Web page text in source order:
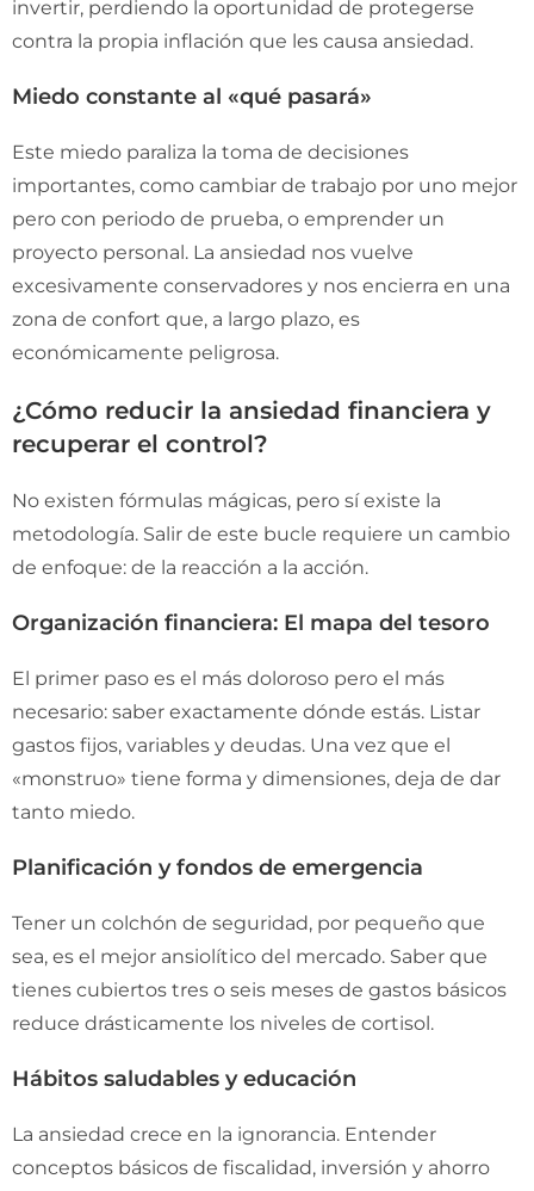
invertir, perdiendo la oportunidad de protegerse
contra la propia inflación que les causa ansiedad.
Miedo constante al «qué pasará»
Este miedo paraliza la toma de decisiones
importantes, como cambiar de trabajo por uno mejor
pero con periodo de prueba, o emprender un
proyecto personal. La ansiedad nos vuelve
excesivamente conservadores y nos encierra en una
zona de confort que, a largo plazo, es
económicamente peligrosa.
¿Cómo reducir la ansiedad financiera y
recuperar el control?
No existen fórmulas mágicas, pero sí existe la
metodología. Salir de este bucle requiere un cambio
de enfoque: de la reacción a la acción.
Organización financiera: El mapa del tesoro
El primer paso es el más doloroso pero el más
necesario: saber exactamente dónde estás. Listar
gastos fijos, variables y deudas. Una vez que el
«monstruo» tiene forma y dimensiones, deja de dar
tanto miedo.
Planificación y fondos de emergencia
Tener un colchón de seguridad, por pequeño que
sea, es el mejor ansiolítico del mercado. Saber que
tienes cubiertos tres o seis meses de gastos básicos
reduce drásticamente los niveles de cortisol.
Hábitos saludables y educación
La ansiedad crece en la ignorancia. Entender
conceptos básicos de fiscalidad, inversión y ahorro